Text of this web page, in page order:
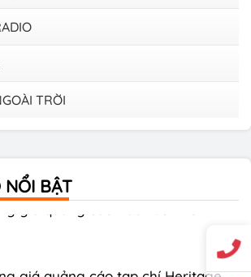
TRỜI
NỔI BẬT
giá quảng cáo trên xe Bus
giá quảng cáo Báo Tuổi Trẻ